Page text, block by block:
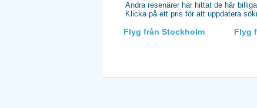
Andra resenärer har hittat de här
Klicka på ett pris för att uppdatera
Flyg från Stockholm Flyg